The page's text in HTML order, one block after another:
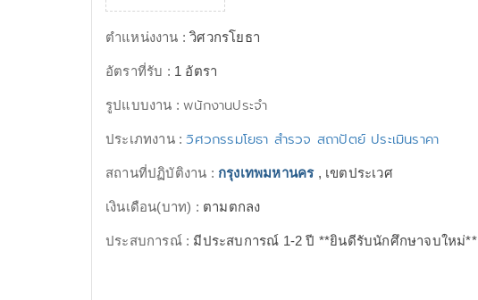
ตำแหน่งงาน :วิศวกรโยธา
อัตราที่รับ : 1 อัตรา
รูปแบบงาน :พนักงานประจำ
ประเภทงาน :วิศวกรรมโยธา สำรวจ สถาปัตย์ ประเมินราคา
สถานที่ปฏิบัติงาน : กรุงเทพมหานคร, เขตประเวศ
เงินเดือน(บาท) : ตามตกลง
ประสบการณ์ : มีประสบการณ์ 1-2 ปี **ยินดีรับนักศึกษาจบใหม่**